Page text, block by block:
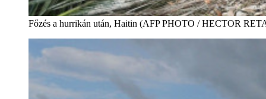
Főzés a hurrikán után, Haitin (AFP PHOTO / HECTOR